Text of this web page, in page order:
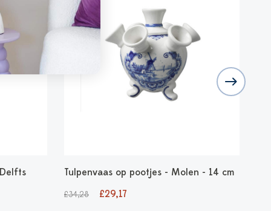
Tulpenvaas op pootjes - Molen - 14 cm
£34,28 £29,17